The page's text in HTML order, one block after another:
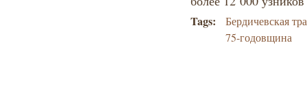
Tags:
Бердичевская
75-годовщина